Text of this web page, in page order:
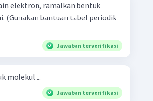
elektron, ramalkan bentuk
(Gunakan bantuan tabel periodik
Jawaban terverifikasi
molekul ...
Jawaban terverifikasi